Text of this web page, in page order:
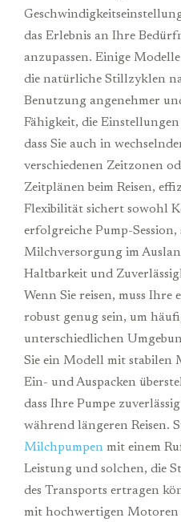
das Erlebnis an Ihre
anzupassen. Einige
die natürliche Stillzyklen
Benutzung angenehmer
Fähigkeit, die
dass Sie auch in
verschiedenen Zeitzonen
Zeitplänen beim Reisen,
Flexibilität sichert sowohl
erfolgreiche Pump-Session,
Milchversorgung im
Haltbarkeit und
Wenn Sie reisen, muss
robust genug sein, um
unterschiedlichen
Sie ein Modell mit stabilen
Ein- und Auspacken
dass Ihre Pumpe
während längeren Reisen.
Milchpumpen mit einem
Leistung und solchen, die
des Transports ertragen
mit hochwertigen